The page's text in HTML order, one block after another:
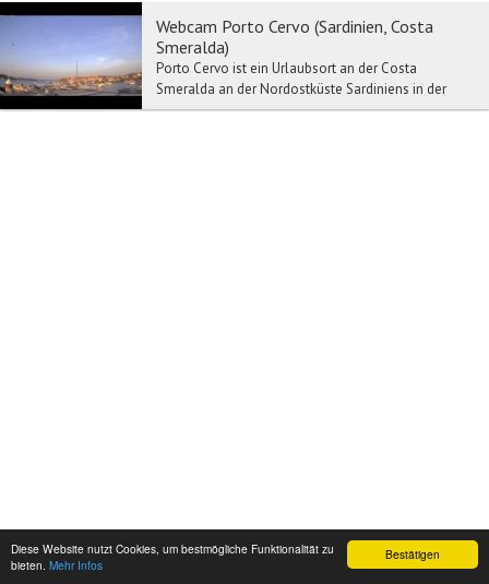
Bestätigen
Diese Website nutzt Cookies, um bestmögliche Funktionalität zu
bieten. Mehr Infos
Webcam Porto Cervo (Sardinien, Costa
Smeralda)
Porto Cervo ist ein Urlaubsort an der Costa
Smeralda an der Nordostküste Sardiniens in der
Nähe des 46 Meter hohen Capo Ferro mit seinem